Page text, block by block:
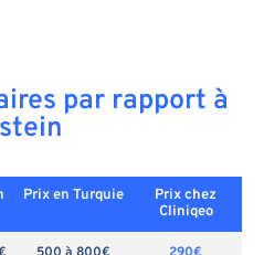
par rapport à
Prix en Turquie
Prix chez
Cliniqeo